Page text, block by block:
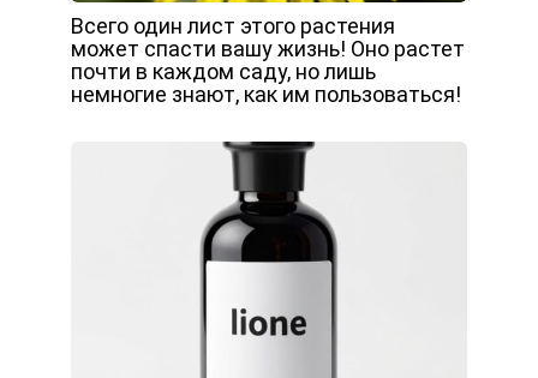
Всего один лист этого растения
может спасти вашу жизнь! Оно растет
почти в каждом саду, но лишь
немногие знают, как им пользоваться!